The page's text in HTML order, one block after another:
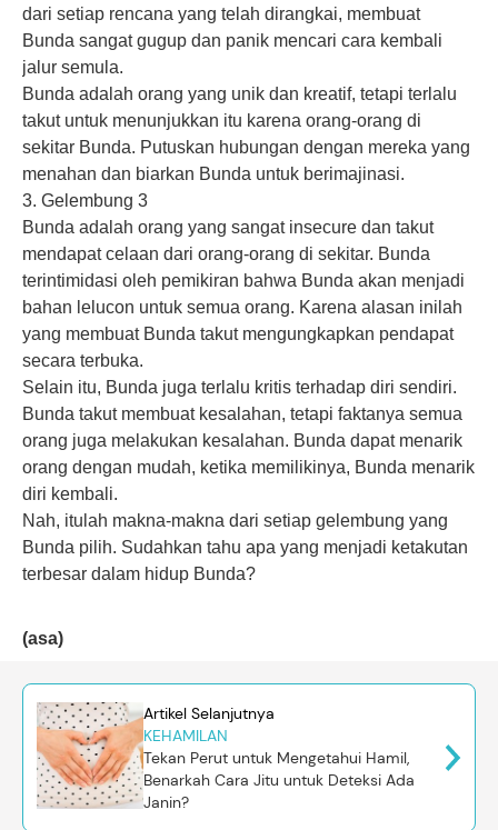
dari setiap rencana yang telah dirangkai, membuat
Bunda sangat gugup dan panik mencari cara kembali
jalur semula.
Bunda adalah orang yang unik dan kreatif, tetapi terlalu
takut untuk menunjukkan itu karena orang-orang di
sekitar Bunda. Putuskan hubungan dengan mereka yang
menahan dan biarkan Bunda untuk berimajinasi.
3. Gelembung 3
Bunda adalah orang yang sangat insecure dan takut
mendapat celaan dari orang-orang di sekitar. Bunda
terintimidasi oleh pemikiran bahwa Bunda akan menjadi
bahan lelucon untuk semua orang. Karena alasan inilah
yang membuat Bunda takut mengungkapkan pendapat
secara terbuka.
Selain itu, Bunda juga terlalu kritis terhadap diri sendiri.
Bunda takut membuat kesalahan, tetapi faktanya semua
orang juga melakukan kesalahan. Bunda dapat menarik
orang dengan mudah, ketika memilikinya, Bunda menarik
diri kembali.
Nah, itulah makna-makna dari setiap gelembung yang
Bunda pilih. Sudahkan tahu apa yang menjadi ketakutan
terbesar dalam hidup Bunda?
(asa)
Artikel Selanjutnya
KEHAMILAN
Tekan Perut untuk Mengetahui Hamil,
Benarkah Cara Jitu untuk Deteksi Ada
Janin?